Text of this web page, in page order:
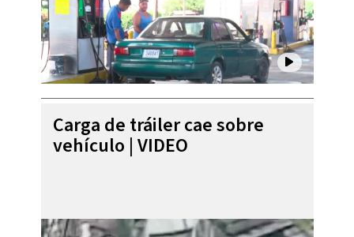
Carga de tráiler cae sobre
vehículo | VIDEO